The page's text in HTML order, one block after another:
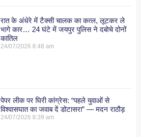
रात के अंधेरे में टैक्सी चालक का कत्ल, लूटकर ले
भागे कार… 24 घंटे में जयपुर पुलिस ने दबोचे दोनों
कातिल
24/07/20268:48 am
पेपर लीक पर घिरी कांग्रेस: “पहले युवाओं से
विश्वासघात का जवाब दें डोटासरा” — मदन राठौड़
24/07/20268:39 am